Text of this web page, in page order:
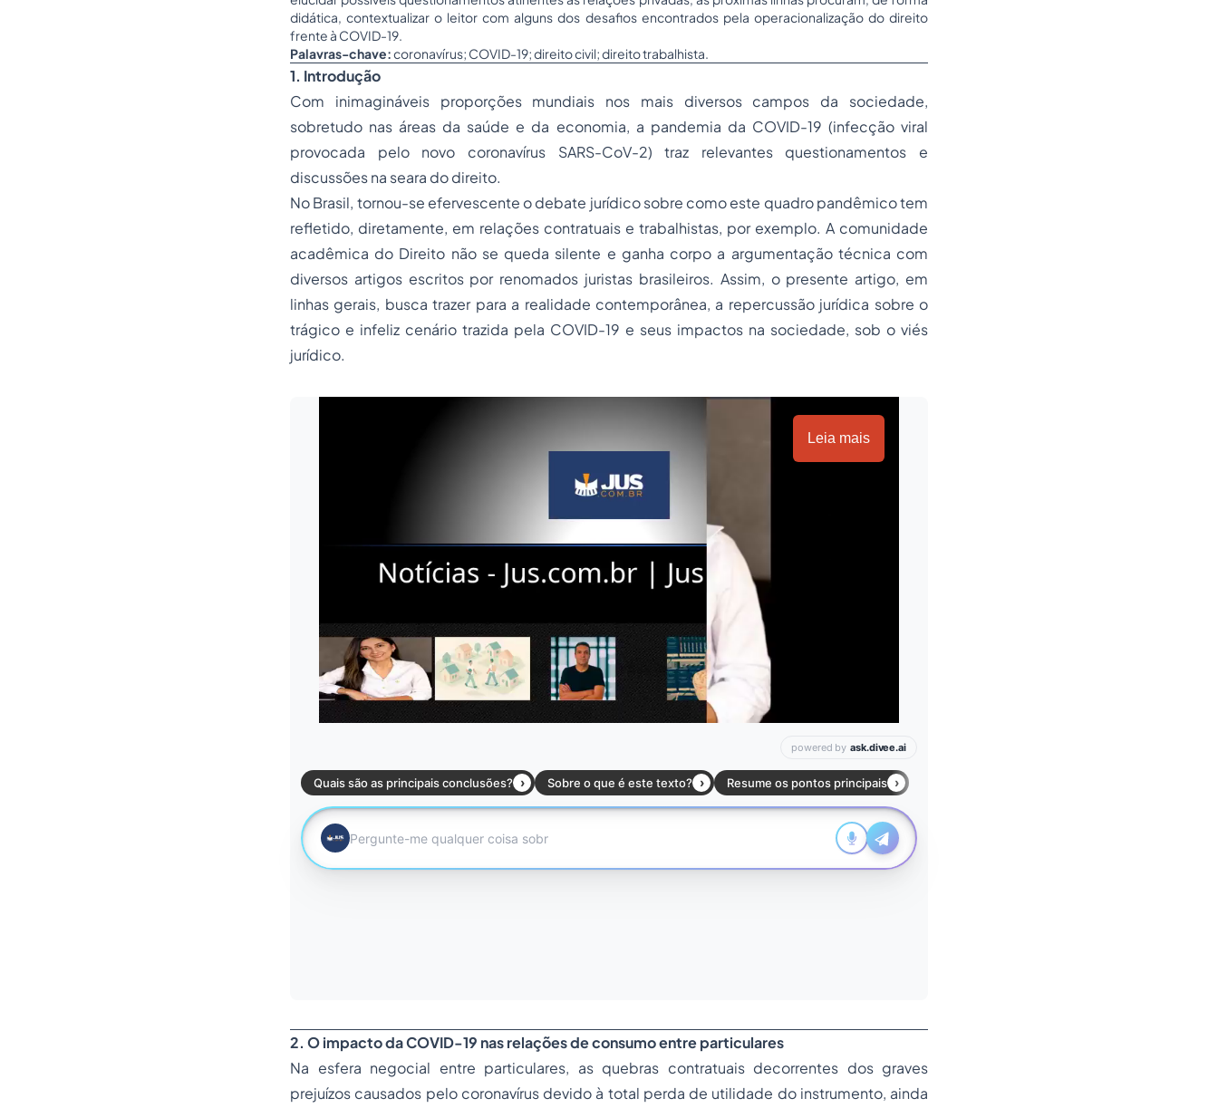
didática, contextualizar o leitor com alguns dos desafios encontrados pela operacionalização do direito
frente à COVID-19.
Palavras-chave:coronavírus; COVID-19; direito civil; direito trabalhista.
1. Introdução
Com inimagináveis proporções mundiais nos mais diversos campos da sociedade,
sobretudo nas áreas da saúde e da economia, a pandemia da COVID-19 (infecção viral
provocada pelo novo coronavírus SARS-CoV-2) traz relevantes questionamentos e
discussões na seara do direito.
No Brasil, tornou-se efervescente o debate jurídico sobre como este quadro pandêmico tem
refletido, diretamente, em relações contratuais e trabalhistas, por exemplo. A comunidade
acadêmica do Direito não se queda silente e ganha corpo a argumentação técnica com
diversos artigos escritos por renomados juristas brasileiros. Assim, o presente artigo, em
linhas gerais, busca trazer para a realidade contemporânea, a repercussão jurídica sobre o
trágico e infeliz cenário trazida pela COVID-19 e seus impactos na sociedade, sob o viés
jurídico.
Leia mais
2. O impacto da COVID-19 nas relações de consumo entre particulares
Na esfera negocial entre particulares, as quebras contratuais decorrentes dos graves
prejuízos causados pelo coronavírus devido à total perda de utilidade do instrumento, ainda